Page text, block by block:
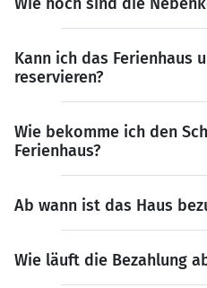
Kann ich das Ferienhaus
reservieren?
Wie bekomme ich den
Ferienhaus?
Ab wann ist das Haus
Wie läuft die Bezahlung